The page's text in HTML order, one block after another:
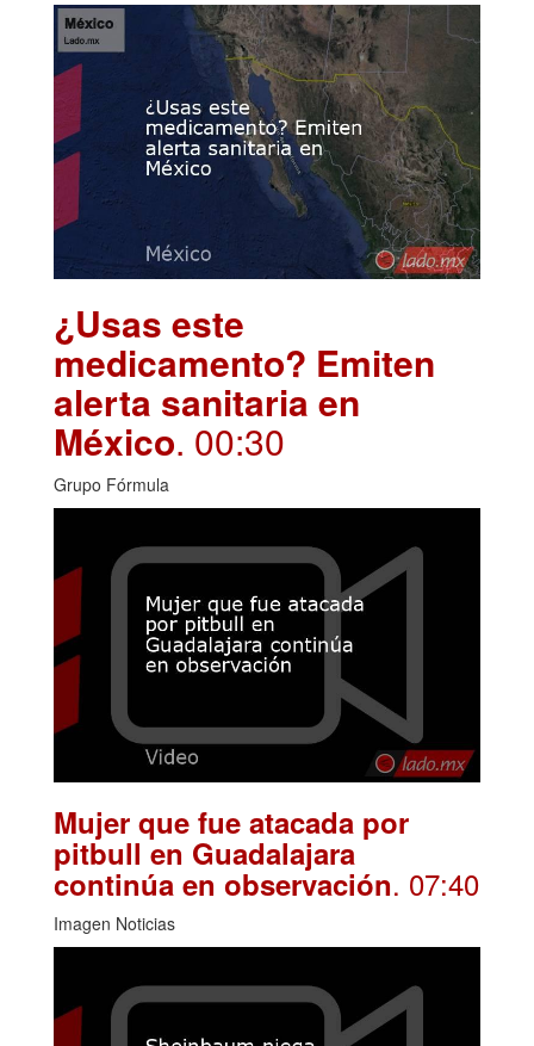
¿Usas este
medicamento? Emiten
alerta sanitaria en
México. 00:30
Grupo Fórmula
Mujer que fue atacada por
pitbull en Guadalajara
continúa en observación. 07:40
Imagen Noticias